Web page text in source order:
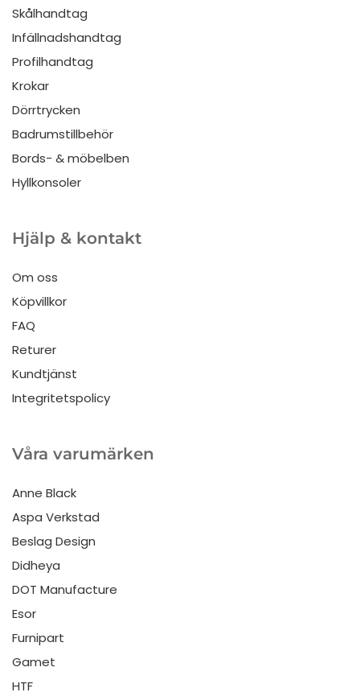
Skålhandtag
Infällnadshandtag
Profilhandtag
Krokar
Dörrtrycken
Badrumstillbehör
Bords- & möbelben
Hyllkonsoler
Hjälp & kontakt
Om oss
Köpvillkor
FAQ
Returer
Kundtjänst
Integritetspolicy
Våra varumärken
Anne Black
Aspa Verkstad
Beslag Design
Didheya
DOT Manufacture
Esor
Furnipart
Gamet
HTF